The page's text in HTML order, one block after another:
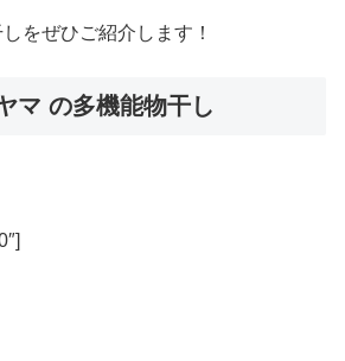
をぜひご紹介します！
マ の多機能物干し